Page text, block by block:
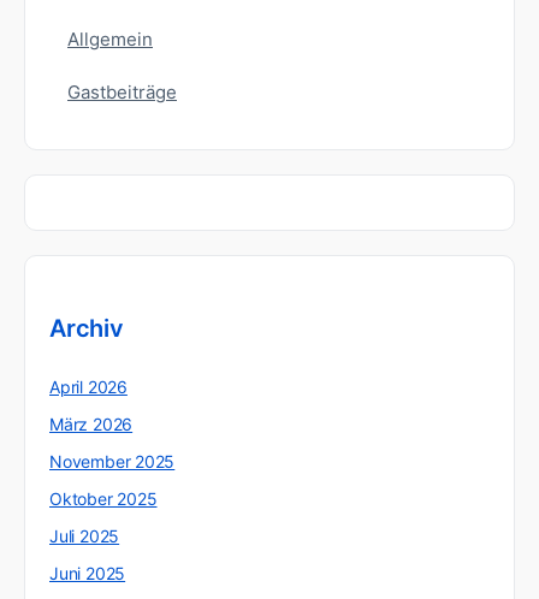
Allgemein
Gastbeiträge
Archiv
April 2026
März 2026
November 2025
Oktober 2025
Juli 2025
Juni 2025